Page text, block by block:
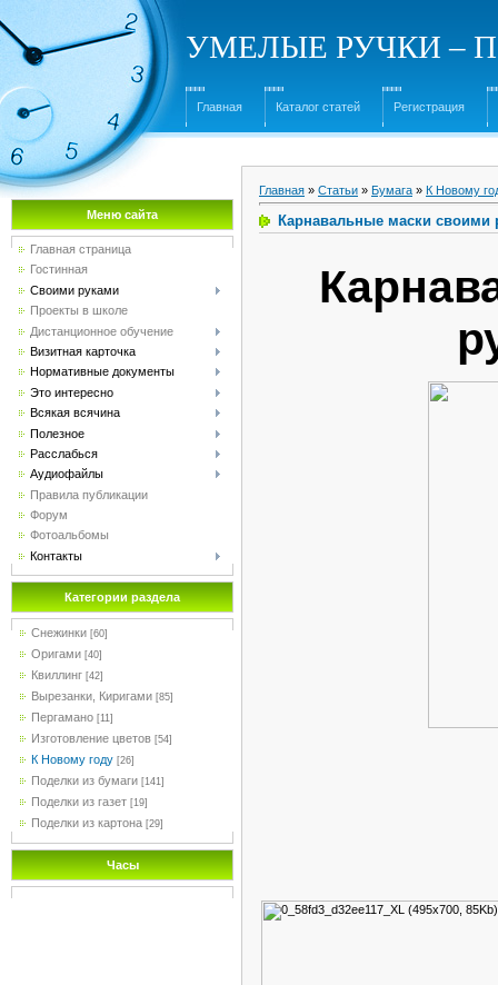
УМЕЛЫЕ РУЧКИ –
Главная Каталог статей Регистрация
Меню сайта
Главная страница
Гостинная
Своими руками
Проекты в школе
Дистанционное обучение
Визитная карточка
Нормативные документы
Это интересно
Всякая всячина
Полезное
Расслабься
Аудиофайлы
Правила публикации
Форум
Фотоальбомы
Контакты
Категории раздела
Снежинки [60]
Оригами [40]
Квиллинг [42]
Вырезанки, Киригами [85]
Пергамано [11]
Изготовление цветов [54]
К Новому году [26]
Поделки из бумаги [141]
Поделки из газет [19]
Поделки из картона [29]
Часы
Главная » Статьи » Бумага » К Новому
Карнавальные маски